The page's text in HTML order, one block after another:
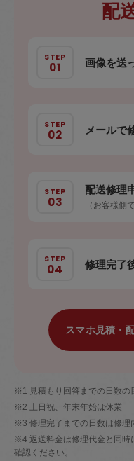
配
画像を送
メールで
配送修理
（お客様側
修理完了
スマホ見積・
※1 見積もり回答までの日数の
※2 土日祝、年末年始は休業
※3 修理完了までの日数は修理
※4 返送料金は修理代金と同時
確認ください。